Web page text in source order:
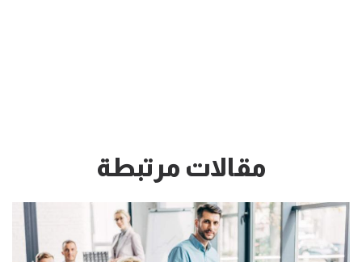
مقالات مرتبطة